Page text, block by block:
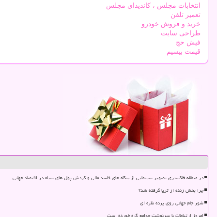
انتخابات مجلس ، کاندیدای مجلس
تعمیر تلفن
خرید و فروش خودرو
طراحی سایت
فیش حج
قیمت بیسیم
در منطقه خاکستری تصویر سینمایی از بنگاه های فاسد مالی و گردش پول های سیاه در اقتصاد جهانی
چرا پخش زنده از ثریا گرفته شد؟
شور جام جهانی روی پرده نقره ای